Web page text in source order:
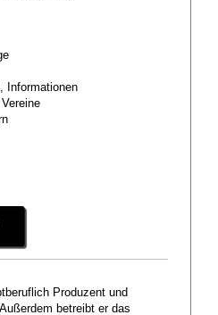
Informationen
Produzent und
betreibt er das